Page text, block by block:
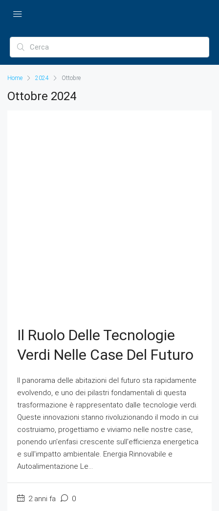
Home 2024 Ottobre
Ottobre 2024
Il Ruolo Delle Tecnologie
Verdi Nelle Case Del Futuro
Il panorama delle abitazioni del futuro sta rapidamente
evolvendo, e uno dei pilastri fondamentali di questa
trasformazione è rappresentato dalle tecnologie verdi.
Queste innovazioni stanno rivoluzionando il modo in cui
costruiamo, progettiamo e viviamo nelle nostre case,
ponendo un'enfasi crescente sull'efficienza energetica
e sull'impatto ambientale. Energia Rinnovabile e
Autoalimentazione Le...
2 anni fa 0